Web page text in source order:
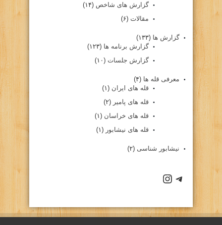
گزارش های شاخص (۱۴)
مقالات (۶)
گزارش ها (۱۳۳)
گزارش برنامه ها (۱۲۳)
گزارش جلسات (۱۰)
معرفی قله ها (۴)
قله های ایران (۱)
قله های پامیر (۲)
قله های خراسان (۱)
قله های نیشابور (۱)
نیشابور شناسی (۲)
كانال تلگرام باشگاه
صفحه اينستاگرام باشگاه